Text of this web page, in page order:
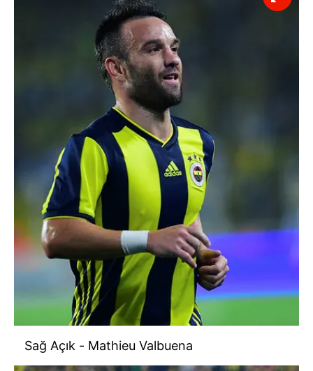
Sağ Açık - Mathieu Valbuena